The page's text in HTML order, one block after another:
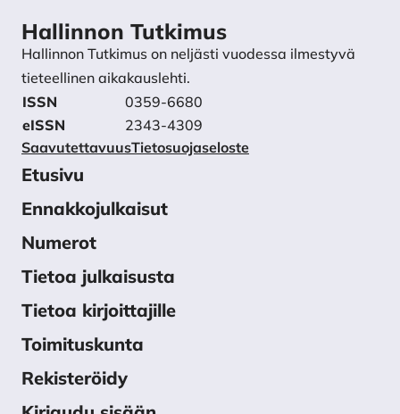
Hallinnon Tutkimus
Hallinnon Tutkimus on neljästi vuodessa ilmestyvä
tieteellinen aikakauslehti.
ISSN
0359-6680
eISSN
2343-4309
SaavutettavuusTietosuojaseloste
Etusivu
Ennakkojulkaisut
Numerot
Tietoa julkaisusta
Tietoa kirjoittajille
Toimituskunta
Rekisteröidy